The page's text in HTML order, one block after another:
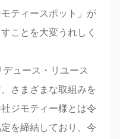
ティースポット」が
ことを大変うれしく
ュース・リユース
さまざまな取組みを
ジモティー様とは令
を締結しており、今